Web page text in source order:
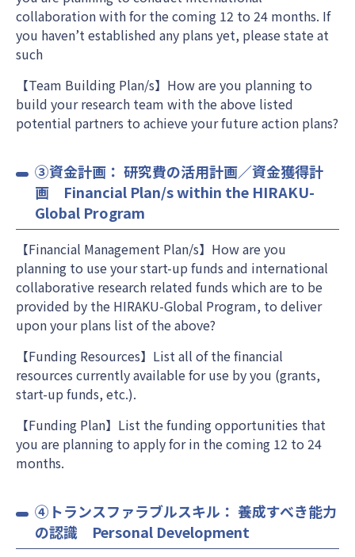
collaboration with for the coming 12 to 24 months. If
you haven’t established any plans yet, please state at
such
【Team Building Plan/s】How are you planning to
build your research team with the above listed
potential partners to achieve your future action plans?
③資金計画： 研究費の活用計画／資金獲得計
画 Financial Plan/s within the HIRAKU-
Global Program
【Financial Management Plan/s】How are you
planning to use your start-up funds and international
collaborative research related funds which are to be
provided by the HIRAKU-Global Program, to deliver
upon your plans list of the above?
【Funding Resources】List all of the financial
resources currently available for use by you (grants,
start-up funds, etc.).
【Funding Plan】List the funding opportunities that
you are planning to apply for in the coming 12 to 24
months.
④トランスファラブルスキル： 養成すべき能力
の認識 Personal Development